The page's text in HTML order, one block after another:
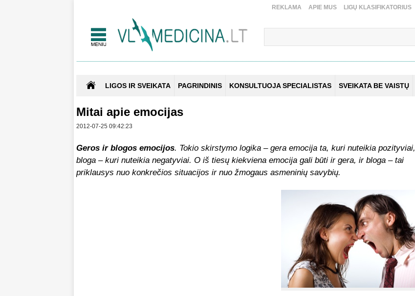
REKLAMA APIE MUS LIGŲ KLASIFIKATORIUS
LIGOS IR SVEIKATA PAGRINDINIS KONSULTUOJA SPECIALISTAS SVEIKATA BE VAISTŲ
Mitai apie emocijas
2012-07-25 09:42:23
Geros ir blogos emocijos. Tokio skirstymo logika – gera emocija ta, kuri nuteikia pozityviai,
bloga – kuri nuteikia negatyviai. O iš tiesų kiekviena emocija gali būti ir gera, ir bloga – tai
priklausys nuo konkrečios situacijos ir nuo žmogaus asmeninių savybių.